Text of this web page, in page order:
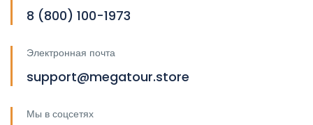
8 (800) 100-1973
Электронная почта
support@megatour.store
Мы в соцсетях